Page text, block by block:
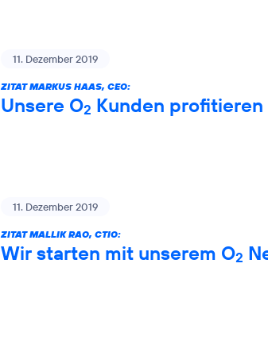
11. Dezember 2019
ZITAT MARKUS HAAS, CEO:
Unsere O2 Kunden profitieren
11. Dezember 2019
ZITAT MALLIK RAO, CTIO:
Wir starten mit unserem O2